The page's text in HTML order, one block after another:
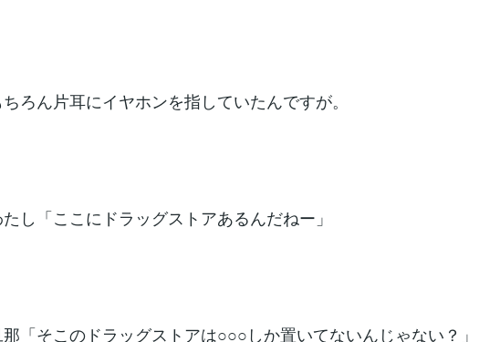
ちろん片耳にイヤホンを指していたんですが。
し「ここにドラッグストアあるんだねー」
那「そこのドラッグストアは○○○しか置いてないんじゃない？」